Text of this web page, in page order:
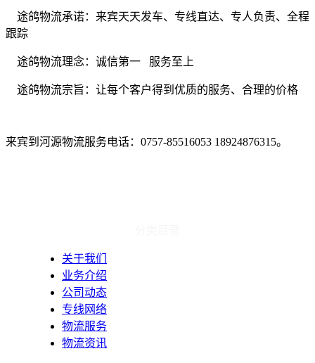
途鸽物流承诺：来宾天天发车、专线直达、专人负责、全程
跟踪
途鸽物流理念：诚信第一 服务至上
途鸽物流宗旨：让每个客户得到优质的服务、合理的价格
来宾到河源物流服务电话： 0757-85516053 18924876315。
关于我们
业务介绍
公司动态
专线网络
物流服务
物流资讯